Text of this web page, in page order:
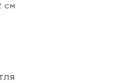
см